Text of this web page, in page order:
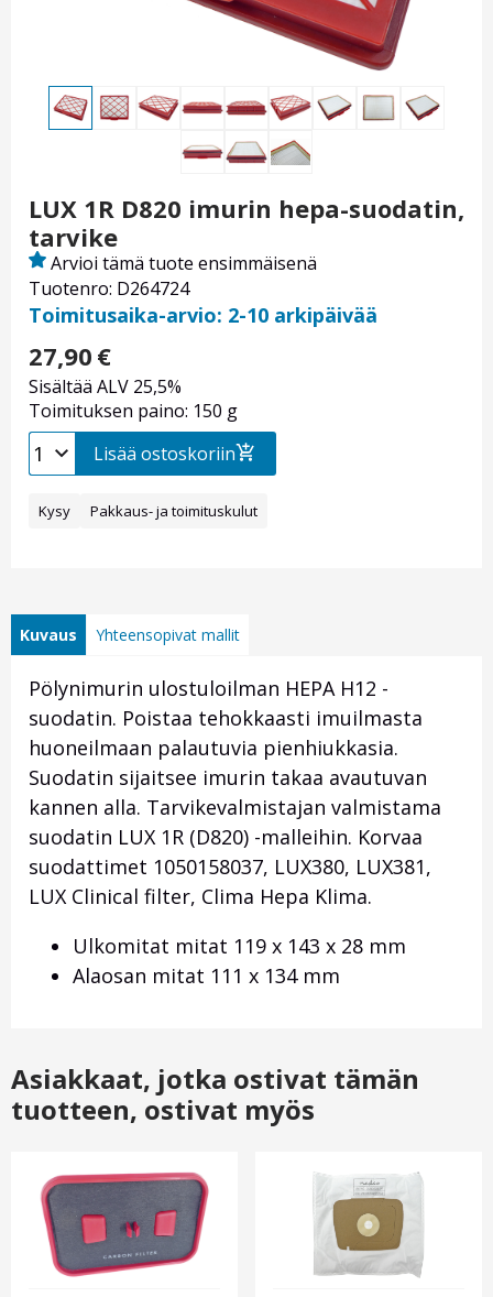
LUX 1R D820 imurin hepa-suodatin,
tarvike
Tuotenro: D264724
Arvioi tämä tuote ensimmäisenä
Toimitusaika-arvio: 2-10 arkipäivää
27,90 €
Sisältää ALV 25,5%
Toimituksen paino: 150 g
Lisää ostoskoriin
Kysy Pakkaus- ja toimituskulut
Kuvaus Yhteensopivat mallit
Pölynimurin ulostuloilman HEPA H12 -
suodatin. Poistaa tehokkaasti imuilmasta
huoneilmaan palautuvia pienhiukkasia.
Suodatin sijaitsee imurin takaa avautuvan
kannen alla. Tarvikevalmistajan valmistama
suodatin LUX 1R (D820) -malleihin. Korvaa
suodattimet 1050158037, LUX380, LUX381,
LUX Clinical filter, Clima Hepa Klima.
Ulkomitat mitat 119 x 143 x 28 mm
Alaosan mitat 111 x 134 mm
Asiakkaat, jotka ostivat tämän
tuotteen, ostivat myös